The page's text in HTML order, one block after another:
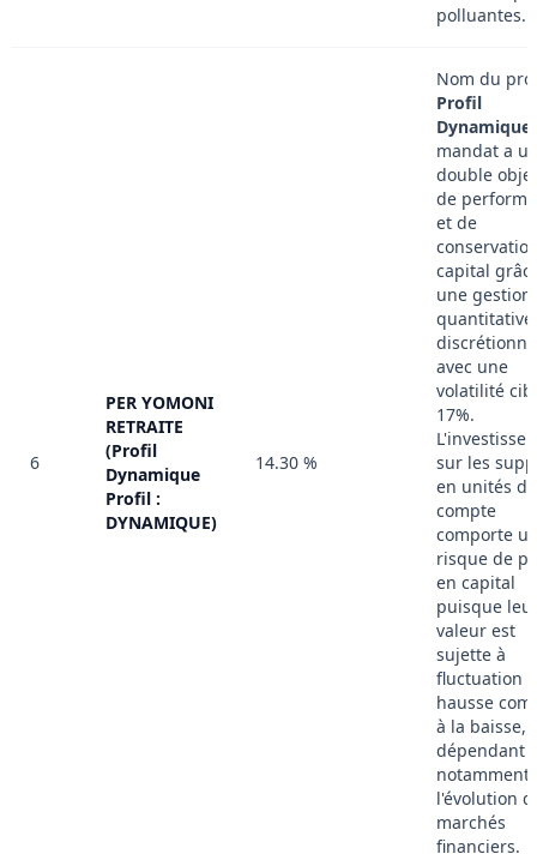
polluantes.
6
PER YOMONI
RETRAITE
(Profil
Dynamique
Profil :
DYNAMIQUE)
14.30 %
Nom du
Profil
Dynamique
mandat a
double
de
et de
capital
une gestion
quantitative
avec une
volatilité
17%.
sur les
en unités de
compte
comporte
risque de
en capital
puisque
valeur est
sujette à
fluctuation
hausse
à la baisse,
dépendant
notamment
l'évolution
marchés
financiers.